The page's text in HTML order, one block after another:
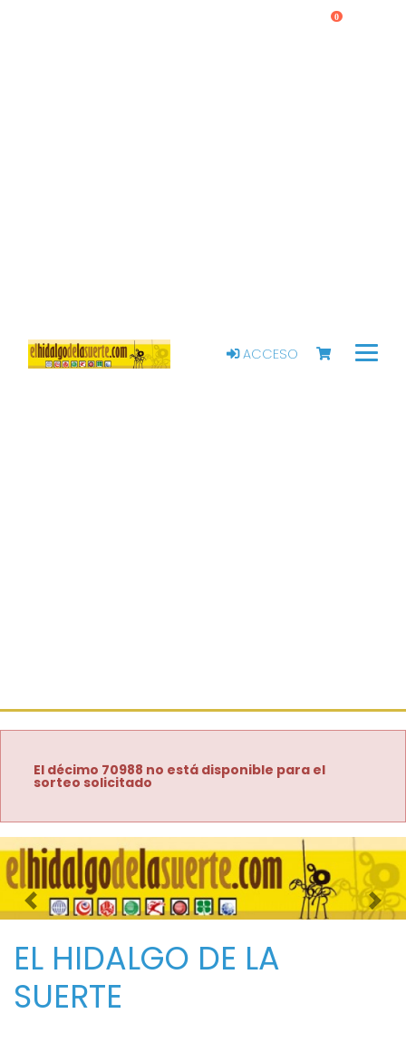
ACCESO
0
El décimo 70988 no está disponible para el
sorteo solicitado
Imagen anterior
EL HIDALGO DE LA
SUERTE